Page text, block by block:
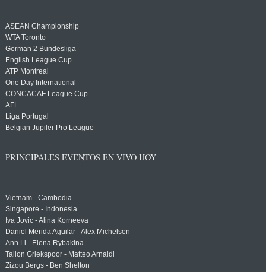
ASEAN Championship
WTA Toronto
German 2 Bundesliga
English League Cup
ATP Montreal
One Day International
CONCACAF League Cup
AFL
Liga Portugal
Belgian Jupiler Pro League
PRINCIPALES EVENTOS EN VIVO HOY
Vietnam - Cambodia
Singapore - Indonesia
Iva Jovic - Alina Korneeva
Daniel Merida Aguilar - Alex Michelsen
Ann Li - Elena Rybakina
Tallon Griekspoor - Matteo Arnaldi
Zizou Bergs - Ben Shelton